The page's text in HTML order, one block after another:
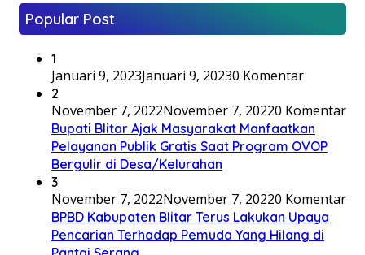
Popular Post
1
Januari 9, 2023Januari 9, 20230 Komentar
2
November 7, 2022November 7, 20220 Komentar
Bupati Blitar Ajak Masyarakat Manfaatkan
Pelayanan Publik Gratis Saat Program OVOP
Bergulir di Desa/Kelurahan
3
November 7, 2022November 7, 20220 Komentar
BPBD Kabupaten Blitar Terus Lakukan Upaya
Pencarian Terhadap Pemuda Yang Hilang di